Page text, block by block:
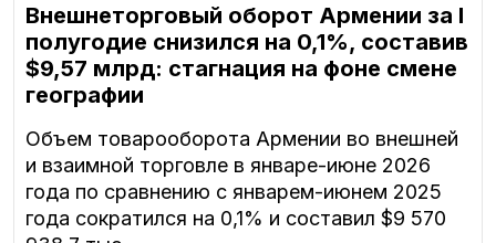
Внешнеторговый оборот Армении за I
полугодие снизился на 0,1%, составив
$9,57 млрд: стагнация на фоне смене
географии
Объем товарооборота Армении во внешней
и взаимной торговле в январе-июне 2026
года по сравнению с январем-июнем 2025
года сократился на 0,1% и составил $9 570